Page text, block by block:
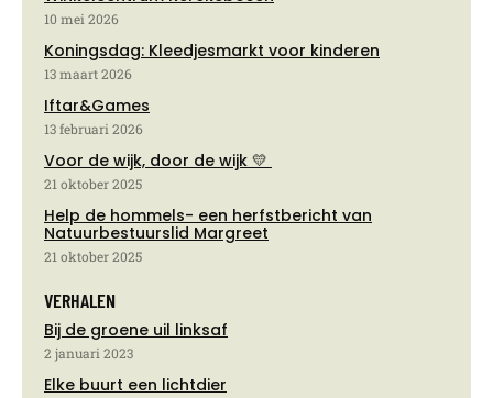
10 mei 2026
Koningsdag: Kleedjesmarkt voor kinderen
13 maart 2026
Iftar&Games
13 februari 2026
Voor de wijk, door de wijk 💛
21 oktober 2025
Help de hommels- een herfstbericht van
Natuurbestuurslid Margreet
21 oktober 2025
VERHALEN
Bij de groene uil linksaf
2 januari 2023
Elke buurt een lichtdier